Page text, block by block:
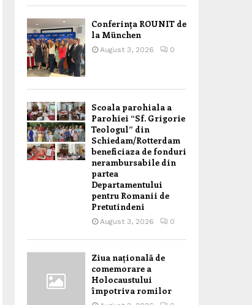
Conferința ROUNIT de
la München
August 3, 2026 0
Scoala parohiala a
Parohiei “Sf. Grigorie
Teologul” din
Schiedam/Rotterdam
beneficiaza de fonduri
nerambursabile din
partea
Departamentului
pentru Romanii de
Pretutindeni
August 3, 2026 0
Ziua națională de
comemorare a
Holocaustului
împotriva romilor